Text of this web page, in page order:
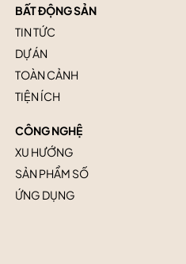
BẤT ĐỘNG SẢN
TIN TỨC
DỰ ÁN
TOÀN CẢNH
TIỆN ÍCH
CÔNG NGHỆ
XU HƯỚNG
SẢN PHẨM SỐ
ỨNG DỤNG